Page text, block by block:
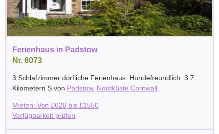
Ferienhaus in Padstow
Nr. 6073
3 Schlafzimmer dörfliche Ferienhaus. Hundefreundlich. 3.7
Kilometern S von Padstow, Nordküste Cornwall
Mieten: Von£620 bis£1550
Verfügbarkeit prüfen